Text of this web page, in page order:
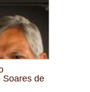
Soares de